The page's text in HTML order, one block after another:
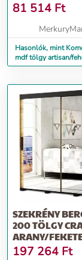
81 514 Ft
Hasonlók, mint
mdf tölgy artisan/
SZEKRÉNY
200 TÖLGY
ARANY/
197 264 Ft